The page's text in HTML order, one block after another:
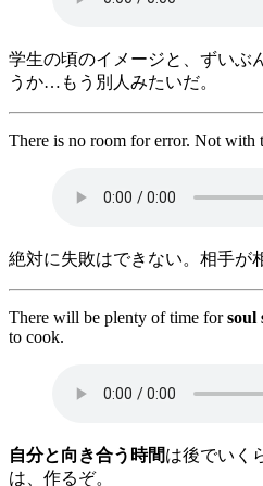
学生の頃のイメージと、ずいぶ
うか…もう別人みたいだ。
There is no room for error. Not with
絶対に失敗はできない。相手が
There will be plenty of time forsoul
to cook.
自分と向き合う時間は後でいく
は、作るぞ。